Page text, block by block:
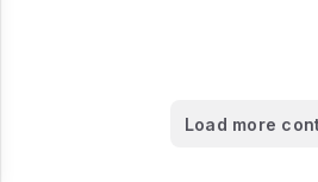
Load more